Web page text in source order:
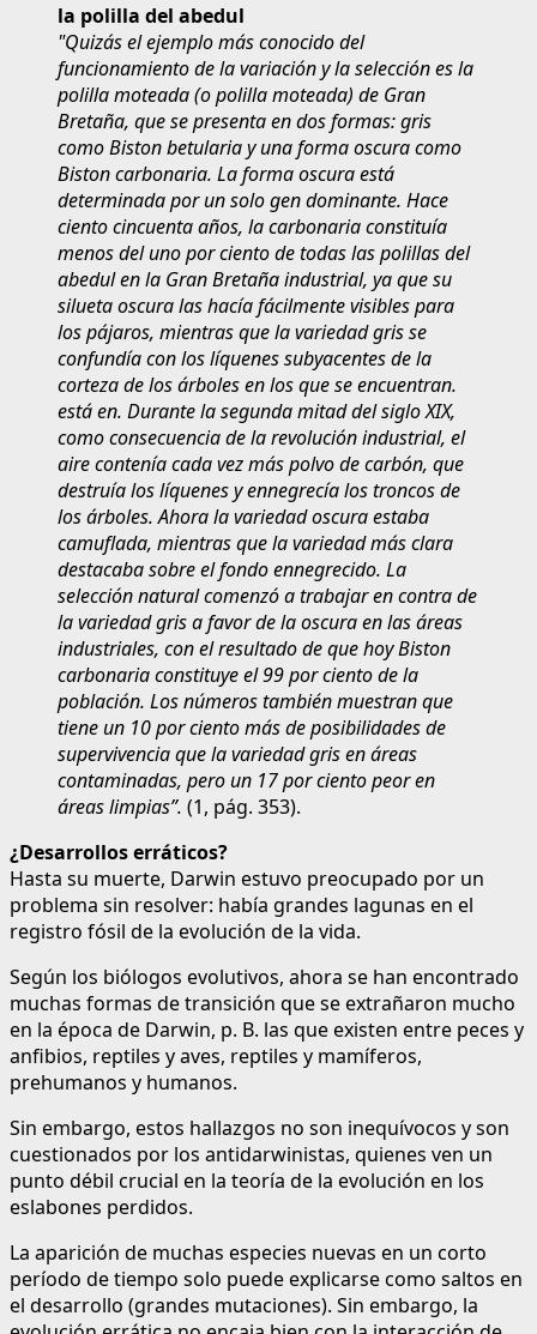
la polilla del abedul
"Quizás el ejemplo más conocido del
funcionamiento de la variación y la selección es la
polilla moteada (o polilla moteada) de Gran
Bretaña, que se presenta en dos formas: gris
como Biston betularia y una forma oscura como
Biston carbonaria. La forma oscura está
determinada por un solo gen dominante. Hace
ciento cincuenta años, la carbonaria constituía
menos del uno por ciento de todas las polillas del
abedul en la Gran Bretaña industrial, ya que su
silueta oscura las hacía fácilmente visibles para
los pájaros, mientras que la variedad gris se
confundía con los líquenes subyacentes de la
corteza de los árboles en los que se encuentran.
está en. Durante la segunda mitad del siglo XIX,
como consecuencia de la revolución industrial, el
aire contenía cada vez más polvo de carbón, que
destruía los líquenes y ennegrecía los troncos de
los árboles. Ahora la variedad oscura estaba
camuflada, mientras que la variedad más clara
destacaba sobre el fondo ennegrecido. La
selección natural comenzó a trabajar en contra de
la variedad gris a favor de la oscura en las áreas
industriales, con el resultado de que hoy Biston
carbonaria constituye el 99 por ciento de la
población. Los números también muestran que
tiene un 10 por ciento más de posibilidades de
supervivencia que la variedad gris en áreas
contaminadas, pero un 17 por ciento peor en
áreas limpias”. (1, pág. 353).
¿Desarrollos erráticos?
Hasta su muerte, Darwin estuvo preocupado por un
problema sin resolver: había grandes lagunas en el
registro fósil de la evolución de la vida.
Según los biólogos evolutivos, ahora se han encontrado
muchas formas de transición que se extrañaron mucho
en la época de Darwin, p. B. las que existen entre peces y
anfibios, reptiles y aves, reptiles y mamíferos,
prehumanos y humanos.
Sin embargo, estos hallazgos no son inequívocos y son
cuestionados por los antidarwinistas, quienes ven un
punto débil crucial en la teoría de la evolución en los
eslabones perdidos.
La aparición de muchas especies nuevas en un corto
período de tiempo solo puede explicarse como saltos en
el desarrollo (grandes mutaciones). Sin embargo, la